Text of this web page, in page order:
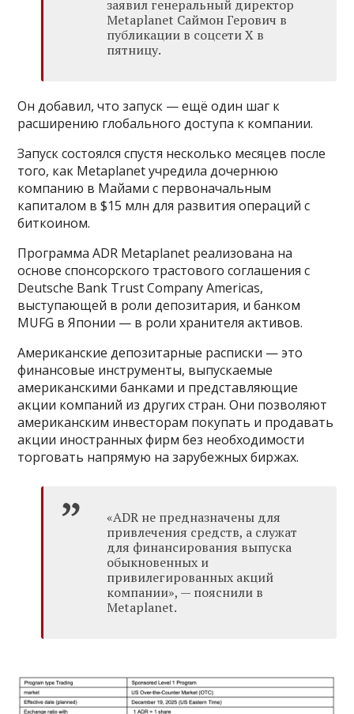
заявил генеральный директор
Metaplanet Саймон Герович в
публикации в соцсети X в
пятницу.
Он добавил, что запуск — ещё один шаг к
расширению глобального доступа к компании.
Запуск состоялся спустя несколько месяцев после
того, как Metaplanet учредила дочернюю
компанию в Майами с первоначальным
капиталом в $15 млн для развития операций с
биткоином.
Программа ADR Metaplanet реализована на
основе спонсорского трастового соглашения с
Deutsche Bank Trust Company Americas,
выступающей в роли депозитария, и банком
MUFG в Японии — в роли хранителя активов.
Американские депозитарные расписки — это
финансовые инструменты, выпускаемые
американскими банками и представляющие
акции компаний из других стран. Они позволяют
американским инвесторам покупать и продавать
акции иностранных фирм без необходимости
торговать напрямую на зарубежных биржах.
«ADR не предназначены для
привлечения средств, а служат
для финансирования выпуска
обыкновенных и
привилегированных акций
компании», — пояснили в
Metaplanet.